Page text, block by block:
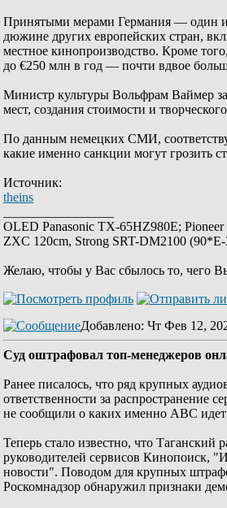
Принятыми мерами Германия — один
дюжине других европейских стран,
местное кинопроизводство. Кроме
до €250 млн в год — почти вдвое
Министр культуры Вольфрам Ваймер
мест, создания стоимости и
По данным немецких СМИ,
какие именно санкции могут грозить
Источник:
theins
OLED Panasonic TX-65HZ980E;
ZXC 120cm, Strong SRT-DM2100
Желаю, чтобы у Вас сбылось то, чего
Добавлено: Чт Фев 12,
Суд оштрафовал топ-менеджеров
Ранее писалось, что ряд крупных
ответственности за распространение
не сообщили о каких именно АВС идет
Теперь стало известно, что
руководителей сервисов Кинопоиск,
новости". Поводом для крупных
Роскомнадзор обнаружил признаки